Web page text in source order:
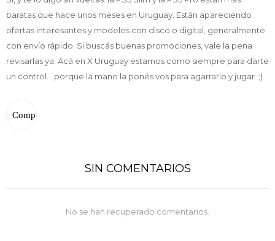
baratas que hace unos meses en Uruguay. Están apareciendo
ofertas interesantes y modelos con disco o digital, generalmente
con envío rápido. Si buscás buenas promociones, vale la pena
revisarlas ya. Acá en X Uruguay estamos como siempre para darte
un control... porque la mano la ponés vos para agarrarlo y jugar. ;)
SIN COMENTARIOS
No se han recuperado comentarios.